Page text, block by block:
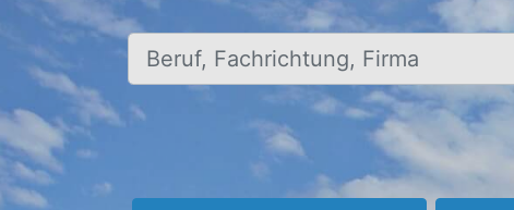
Beruf, Fachrichtung, Firma